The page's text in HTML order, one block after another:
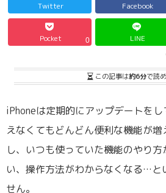
Twitter Facebook
Pocket 0 LINE
この記事は約6分で読
iPhoneは定期的にアップデートを
えなくてもどんどん便利な機能が
し、いつも使っていた機能のやり
い、操作方法がわからなくなる…と
せん。